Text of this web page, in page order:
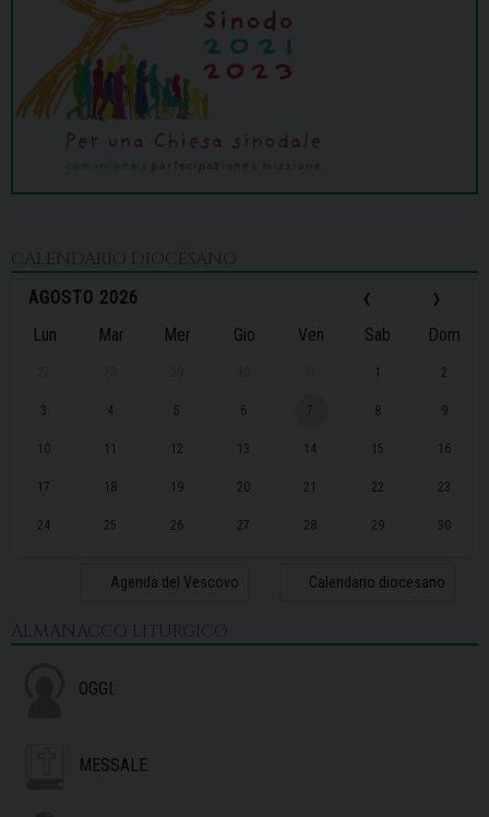
CALENDARIO DIOCESANO
‹
AGOSTO 2026 ›
Lun Mar Mer Gio Ven Sab Dom
1 2
3 4 5 6 7 8 9
10 11 12 13 14 15 16
17 18 19 20 21 22 23
24 25 26 27 28 29 30
Agenda del Vescovo Calendario diocesano
ALMANACCO LITURGICO
OGGI:
MESSALE